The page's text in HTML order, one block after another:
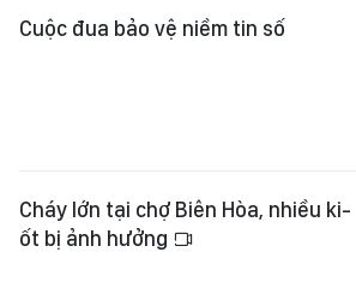
Cuộc đua bảo vệ niềm tin số
Cháy lớn tại chợ Biên Hòa, nhiều ki-
ốt bị ảnh hưởng